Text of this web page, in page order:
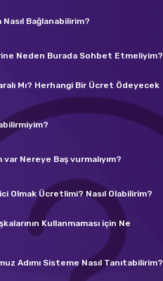
Bağlanabilirim?
Neden Burada Sohbet Etmeliyim?
Mı? Herhangi Bir Ücret Ödeyecek
var Nereye Baş vurmalıyım?
Olmak Ücretlimi? Nasıl Olabilirim?
Kullanmaması için Ne
Adımı Sisteme Nasıl Tanıtabilirim?